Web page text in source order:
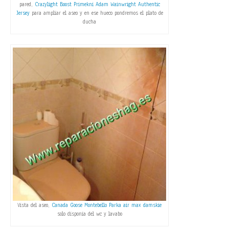
pared, Crazylight Boost Primekni Adam Wainwright Authentic
Jerseypara ampliar el aseo y en ese hueco pondremos el plato de
ducha
Vista del aseo, Canada Goose Montebello Parka air max damskie
solo disponia del wc y lavabo